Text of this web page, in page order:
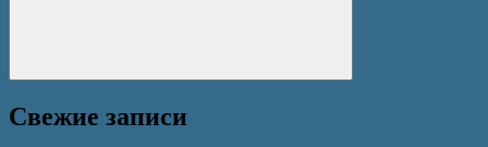
Поиск
Свежие записи